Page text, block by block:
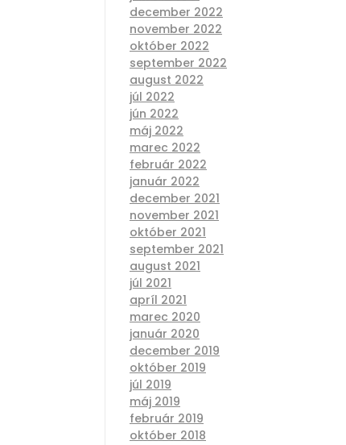
december 2022
november 2022
október 2022
september 2022
august 2022
júl 2022
jún 2022
máj 2022
marec 2022
február 2022
január 2022
december 2021
november 2021
október 2021
september 2021
august 2021
júl 2021
apríl 2021
marec 2020
január 2020
december 2019
október 2019
júl 2019
máj 2019
február 2019
október 2018